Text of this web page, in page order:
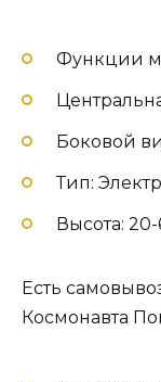
Функции
Боковой
Тип:
Высота:
Есть
Космонавта